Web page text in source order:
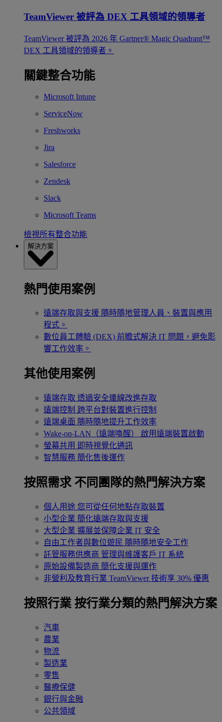
TeamViewer 被評為 DEX 工具領域的領導者
TeamViewer 被評為 2026 年 Gartner® Magic Quadrant™
DEX 工具領域的領導者。
關鍵整合功能
Microsoft Intune
ServiceNow
Freshworks
Jira
Salesforce
Zendesk
Slack
Microsoft Teams
檢視所有整合功能
解決方案
熱門使用案例
遠端存取與支援 隨時隨地管理人員、裝置與應用
程式。
數位員工體驗 (DEX) 前瞻式解決 IT 問題，避免影
響工作效率。
其他使用案例
遠端存取 透過安全連線改進存取
遠端控制 跨平台對裝置進行控制
遠端桌面 隨時隨地提升工作效率
Wake-on-LAN（遠端喚醒）
啟用遠端裝置啟動
螢幕共用 即時視覺化通訊
智慧服務 簡化售後運作
按照需求 不同團隊的熱門解決方案
個人用途 您可從任何地點存取裝置
小型企業 簡化遠端存取與支援
大型企業 擴展並保障企業 IT 安全
自由工作者與數位遊民 隨時隨地安全工作
託管服務供應商 管理與維護客戶 IT 系統
原始設備製造商 簡化支援與運作
非營利及教育行業 TeamViewer 技術享 30% 優惠
按照行業 按行業分類的熱門解決方案
汽車
農業
物流
製造業
零售
醫療保健
銀行與金融
公共領域